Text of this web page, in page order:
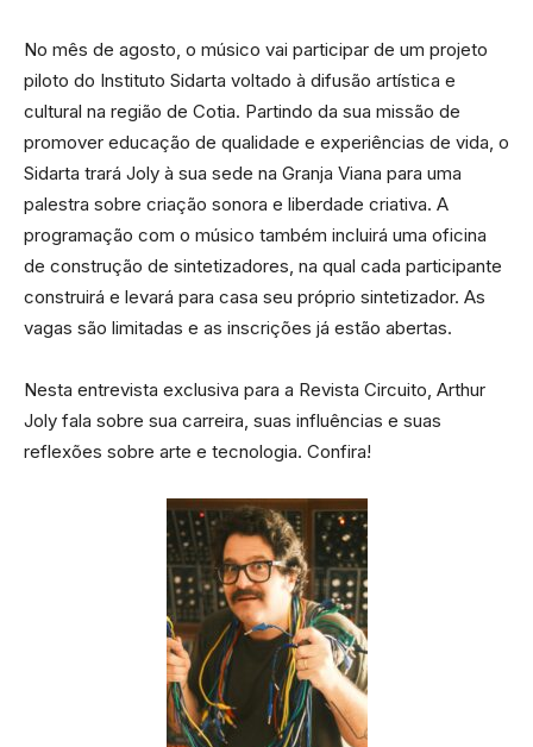
No mês de agosto, o músico vai participar de um projeto
piloto do Instituto Sidarta voltado à difusão artística e
cultural na região de Cotia. Partindo da sua missão de
promover educação de qualidade e experiências de vida, o
Sidarta trará Joly à sua sede na Granja Viana para uma
palestra sobre criação sonora e liberdade criativa. A
programação com o músico também incluirá uma oficina
de construção de sintetizadores, na qual cada participante
construirá e levará para casa seu próprio sintetizador. As
vagas são limitadas e as inscrições já estão abertas.
Nesta entrevista exclusiva para a Revista Circuito, Arthur
Joly fala sobre sua carreira, suas influências e suas
reflexões sobre arte e tecnologia. Confira!